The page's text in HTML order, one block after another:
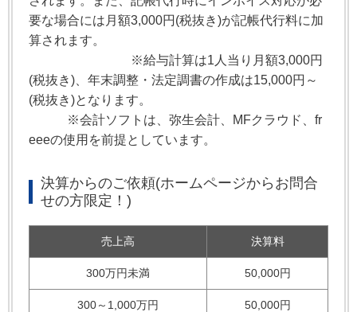
要な場合には月額3,000円(税抜き)が記帳代行料に加
算されます。
※給与計算は1人当り月額3,000円
(税抜き)、年末調整・法定調書の作成は15,000円～
(税抜き)となります。
※会計ソフトは、弥生会計、MFクラウド、fr
eeeの使用を前提としています。
決算からのご依頼(ホームページからお問合
せの方限定！)
売上高 決算料
300万円未満 50,000円
300～1,000万円 50,000円